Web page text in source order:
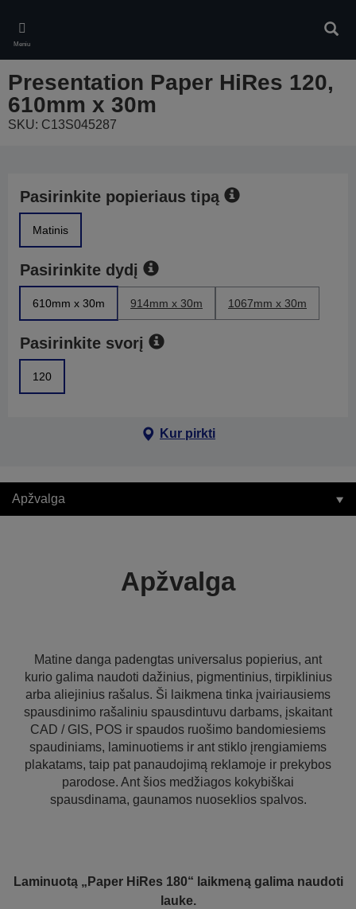
main
content
Meniu
Presentation Paper HiRes 120,
610mm x 30m
SKU: C13S045287
Pasirinkite popieriaus tipą
Matinis
Pasirinkite dydį
610mm x 30m 914mm x 30m 1067mm x 30m
Pasirinkite svorį
120
Kur pirkti
Apžvalga
Apžvalga
Matine danga padengtas universalus popierius, ant
kurio galima naudoti dažinius, pigmentinius, tirpiklinius
arba aliejinius rašalus. Ši laikmena tinka įvairiausiems
spausdinimo rašaliniu spausdintuvu darbams, įskaitant
CAD / GIS, POS ir spaudos ruošimo bandomiesiems
spaudiniams, laminuotiems ir ant stiklo įrengiamiems
plakatams, taip pat panaudojimą reklamoje ir prekybos
parodose. Ant šios medžiagos kokybiškai
spausdinama, gaunamos nuoseklios spalvos.
Laminuotą „Paper HiRes 180“ laikmeną galima naudoti
lauke.